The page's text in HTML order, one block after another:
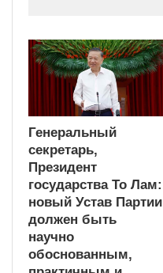
Генеральный
секретарь,
Президент
государства То Лам:
новый Устав Партии
должен быть
научно
обоснованным,